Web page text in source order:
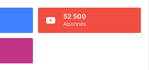
52 500
Abonnés